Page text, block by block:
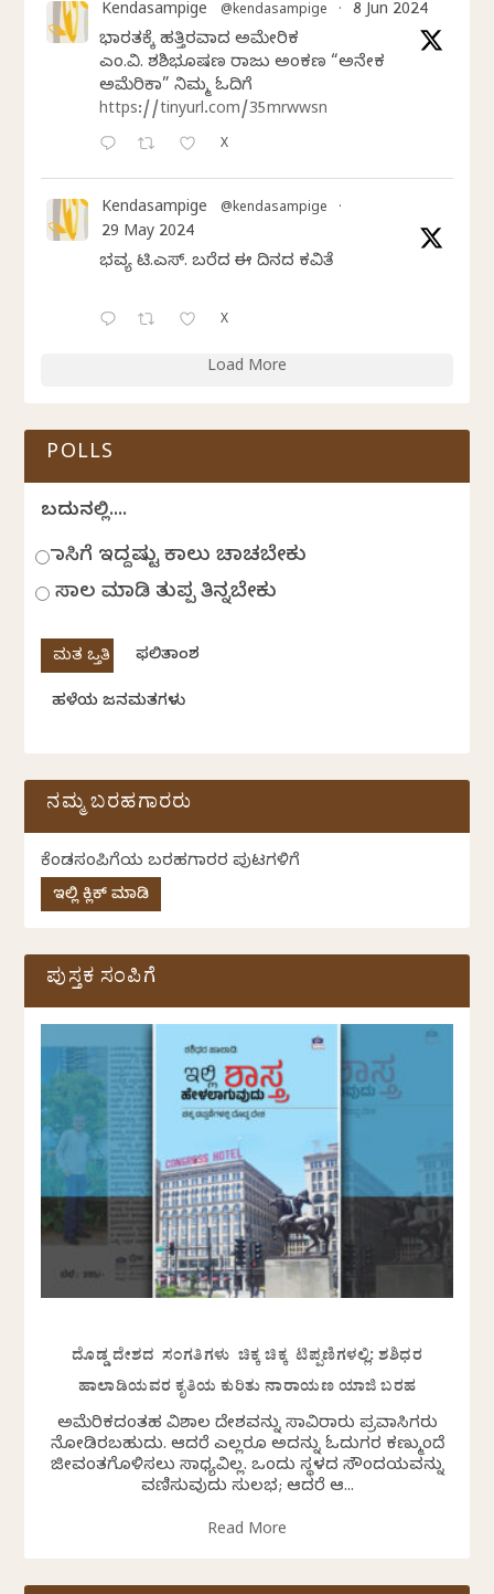
Kendasampige @kendasampige · 8 Jun 2024
ಭಾರತಕ್ಕೆ ಹತ್ತಿರವಾದ ಅಮೇರಿಕ
ಎಂ.ವಿ. ಶಶಿಭೂಷಣ ರಾಜು ಅಂಕಣ “ಅನೇಕ
ಅಮೆರಿಕಾ” ನಿಮ್ಮ ಓದಿಗೆ
https://tinyurl.com/35mrwwsn
X
Kendasampige @kendasampige ·
29 May 2024
ಭವ್ಯ ಟಿ.ಎಸ್. ಬರೆದ ಈ ದಿನದ ಕವಿತೆ
X
Load More
POLLS
ಬದುಕಿನಲ್ಲಿ....
ಹಾಸಿಗೆ ಇದ್ದಷ್ಟು ಕಾಲು ಚಾಚಬೇಕು
ಸಾಲ ಮಾಡಿ ತುಪ್ಪ ತಿನ್ನಬೇಕು
ಫಲಿತಾಂಶ
ಹಳೆಯ ಜನಮತಗಳು
ನಮ್ಮ ಬರಹಗಾರರು
ಕೆಂಡಸಂಪಿಗೆಯ ಬರಹಗಾರರ ಪುಟಗಳಿಗೆ
ಇಲ್ಲಿ ಕ್ಲಿಕ್ ಮಾಡಿ
ಪುಸ್ತಕ ಸಂಪಿಗೆ
ದೊಡ್ಡ ದೇಶದ ಸಂಗತಿಗಳು ಚಿಕ್ಕ ಚಿಕ್ಕ ಟಿಪ್ಪಣಿಗಳಲ್ಲಿ: ಶಶಿಧರ
ಹಾಲಾಡಿಯವರ ಕೃತಿಯ ಕುರಿತು ನಾರಾಯಣ ಯಾಜಿ ಬರಹ
ಅಮೆರಿಕದಂತಹ ವಿಶಾಲ ದೇಶವನ್ನು ಸಾವಿರಾರು ಪ್ರವಾಸಿಗರು
ನೋಡಿರಬಹುದು. ಆದರೆ ಎಲ್ಲರೂ ಅದನ್ನು ಓದುಗರ ಕಣ್ಮುಂದೆ
ಜೀವಂತಗೊಳಿಸಲು ಸಾಧ್ಯವಿಲ್ಲ. ಒಂದು ಸ್ಥಳದ ಸೌಂದರ್ಯವನ್ನು
ವರ್ಣಿಸುವುದು ಸುಲಭ; ಆದರೆ ಆ...
Read More